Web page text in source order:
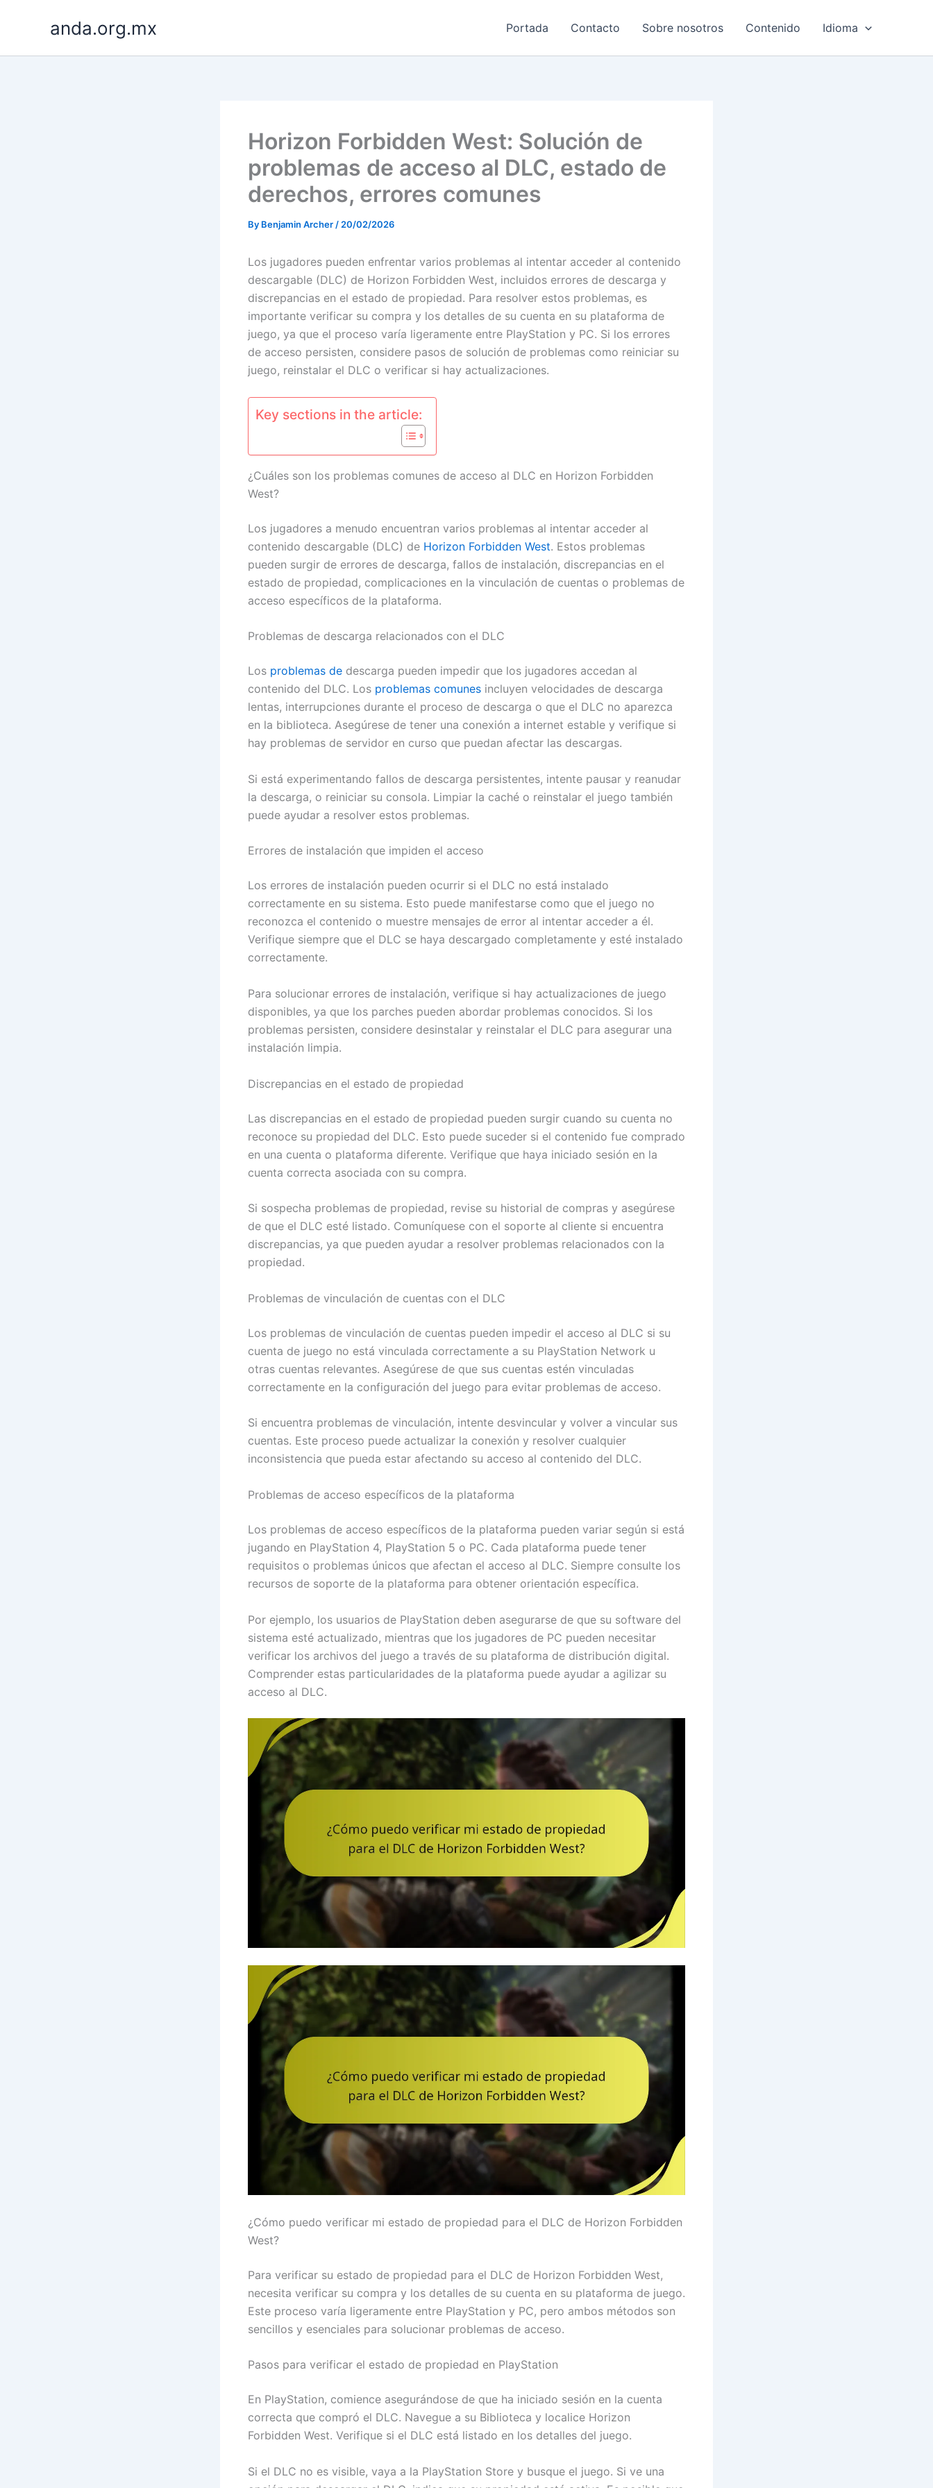
anda.org.mx Portada Contacto Sobre nosotros Contenido Idioma
Horizon Forbidden West: Solución de
problemas de acceso al DLC, estado de
derechos, errores comunes
By Benjamin Archer / 20/02/2026
Los jugadores pueden enfrentar varios problemas al intentar acceder al contenido
descargable (DLC) de Horizon Forbidden West, incluidos errores de descarga y
discrepancias en el estado de propiedad. Para resolver estos problemas, es
importante verificar su compra y los detalles de su cuenta en su plataforma de
juego, ya que el proceso varía ligeramente entre PlayStation y PC. Si los errores
de acceso persisten, considere pasos de solución de problemas como reiniciar su
juego, reinstalar el DLC o verificar si hay actualizaciones.
Key sections in the article:
¿Cuáles son los problemas comunes de acceso al DLC en Horizon Forbidden
West?
Los jugadores a menudo encuentran varios problemas al intentar acceder al
contenido descargable (DLC) de Horizon Forbidden West. Estos problemas
pueden surgir de errores de descarga, fallos de instalación, discrepancias en el
estado de propiedad, complicaciones en la vinculación de cuentas o problemas de
acceso específicos de la plataforma.
Problemas de descarga relacionados con el DLC
Los problemas de descarga pueden impedir que los jugadores accedan al
contenido del DLC. Los problemas comunes incluyen velocidades de descarga
lentas, interrupciones durante el proceso de descarga o que el DLC no aparezca
en la biblioteca. Asegúrese de tener una conexión a internet estable y verifique si
hay problemas de servidor en curso que puedan afectar las descargas.
Si está experimentando fallos de descarga persistentes, intente pausar y reanudar
la descarga, o reiniciar su consola. Limpiar la caché o reinstalar el juego también
puede ayudar a resolver estos problemas.
Errores de instalación que impiden el acceso
Los errores de instalación pueden ocurrir si el DLC no está instalado
correctamente en su sistema. Esto puede manifestarse como que el juego no
reconozca el contenido o muestre mensajes de error al intentar acceder a él.
Verifique siempre que el DLC se haya descargado completamente y esté instalado
correctamente.
Para solucionar errores de instalación, verifique si hay actualizaciones de juego
disponibles, ya que los parches pueden abordar problemas conocidos. Si los
problemas persisten, considere desinstalar y reinstalar el DLC para asegurar una
instalación limpia.
Discrepancias en el estado de propiedad
Las discrepancias en el estado de propiedad pueden surgir cuando su cuenta no
reconoce su propiedad del DLC. Esto puede suceder si el contenido fue comprado
en una cuenta o plataforma diferente. Verifique que haya iniciado sesión en la
cuenta correcta asociada con su compra.
Si sospecha problemas de propiedad, revise su historial de compras y asegúrese
de que el DLC esté listado. Comuníquese con el soporte al cliente si encuentra
discrepancias, ya que pueden ayudar a resolver problemas relacionados con la
propiedad.
Problemas de vinculación de cuentas con el DLC
Los problemas de vinculación de cuentas pueden impedir el acceso al DLC si su
cuenta de juego no está vinculada correctamente a su PlayStation Network u
otras cuentas relevantes. Asegúrese de que sus cuentas estén vinculadas
correctamente en la configuración del juego para evitar problemas de acceso.
Si encuentra problemas de vinculación, intente desvincular y volver a vincular sus
cuentas. Este proceso puede actualizar la conexión y resolver cualquier
inconsistencia que pueda estar afectando su acceso al contenido del DLC.
Problemas de acceso específicos de la plataforma
Los problemas de acceso específicos de la plataforma pueden variar según si está
jugando en PlayStation 4, PlayStation 5 o PC. Cada plataforma puede tener
requisitos o problemas únicos que afectan el acceso al DLC. Siempre consulte los
recursos de soporte de la plataforma para obtener orientación específica.
Por ejemplo, los usuarios de PlayStation deben asegurarse de que su software del
sistema esté actualizado, mientras que los jugadores de PC pueden necesitar
verificar los archivos del juego a través de su plataforma de distribución digital.
Comprender estas particularidades de la plataforma puede ayudar a agilizar su
acceso al DLC.
¿Cómo puedo verificar mi estado de propiedad para el DLC de Horizon Forbidden
West?
Para verificar su estado de propiedad para el DLC de Horizon Forbidden West,
necesita verificar su compra y los detalles de su cuenta en su plataforma de juego.
Este proceso varía ligeramente entre PlayStation y PC, pero ambos métodos son
sencillos y esenciales para solucionar problemas de acceso.
Pasos para verificar el estado de propiedad en PlayStation
En PlayStation, comience asegurándose de que ha iniciado sesión en la cuenta
correcta que compró el DLC. Navegue a su Biblioteca y localice Horizon
Forbidden West. Verifique si el DLC está listado en los detalles del juego.
Si el DLC no es visible, vaya a la PlayStation Store y busque el juego. Si ve una